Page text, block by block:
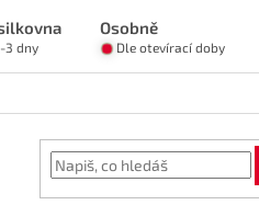
Osobně
3 dny Dle otevírací doby